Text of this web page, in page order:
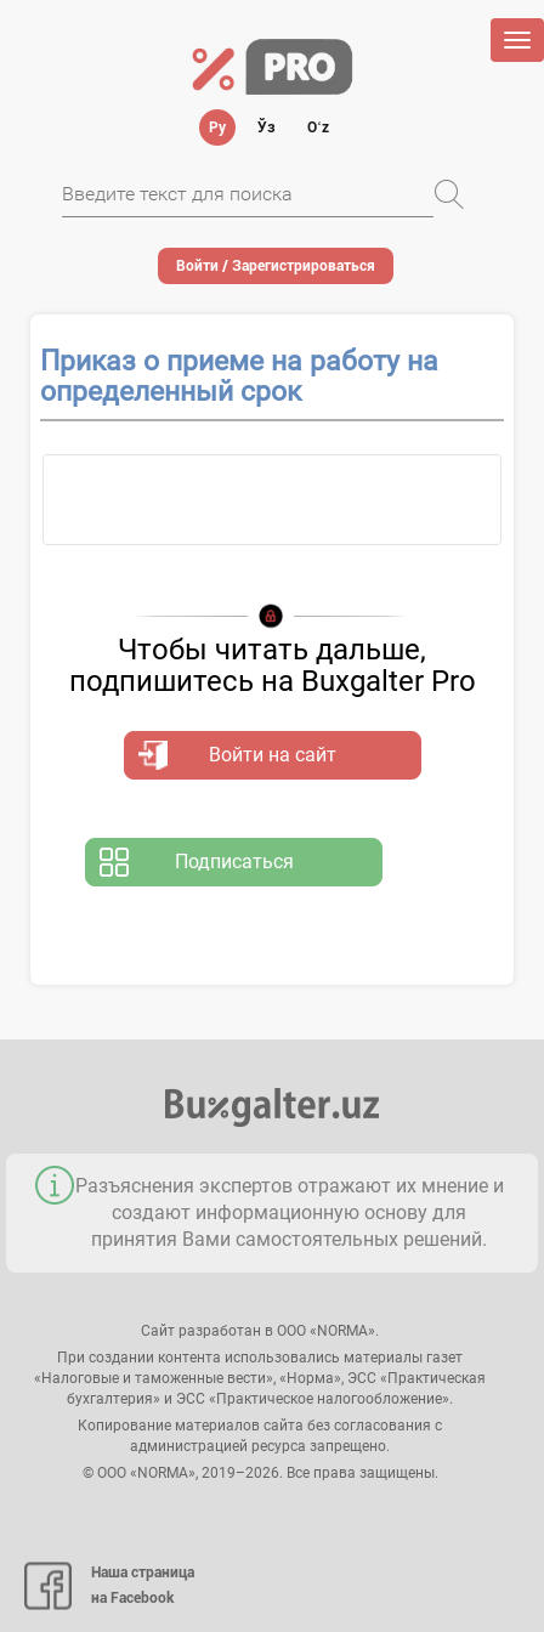
Ру Ўз Oʻz
Войти / Зарегистрироваться
Приказ о приеме на работу на
определенный срок
Чтобы читать дальше,
подпишитесь на Buxgalter Pro
Войти на сайт
Подписаться
Разъяснения экспертов отражают их мнение и
создают информационную основу для
принятия Вами самостоятельных решений.
Сайт разработан в ООО «NORMA».
При создании контента использовались материалы газет
«Налоговые и таможенные вести», «Норма», ЭСС «Практическая
бухгалтерия» и ЭСС «Практическое налогообложение».
Копирование материалов сайта без согласования с
администрацией ресурса запрещено.
© ООО «NORMA», 2019–2026. Все права защищены.
Наша страница
на Facebook